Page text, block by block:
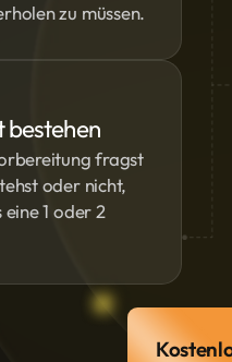
zu müssen.
bestehen
fragst
oder nicht,
1 oder 2